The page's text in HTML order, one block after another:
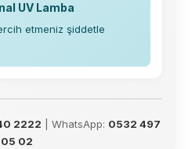
UV Lamba
etmeniz şiddetle
2222 | WhatsApp: 0532 497
05 02